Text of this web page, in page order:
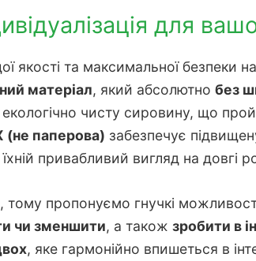
для
якості та максимальної безпеки
матеріал, який абсолютно без
чисту сировину, що
(не паперова) забезпечує
привабливий вигляд на довгі
пропонуємо гнучкі
чи зменшити, а також зробити в
, яке гармонійно впишеться в